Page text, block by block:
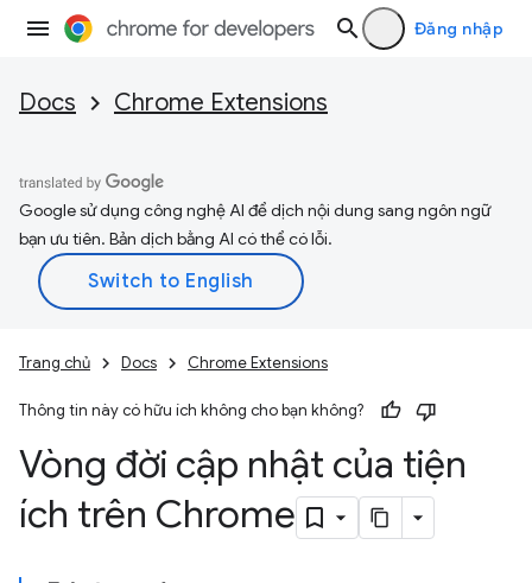
Đăng nhập
Docs Chrome Extensions
Google sử dụng công nghệ AI để dịch nội dung sang ngôn ngữ
bạn ưu tiên. Bản dịch bằng AI có thể có lỗi.
Trang chủ Docs Chrome Extensions
Thông tin này có hữu ích không cho bạn không?
Vòng đời cập nhật của tiện
ích trên Chrome